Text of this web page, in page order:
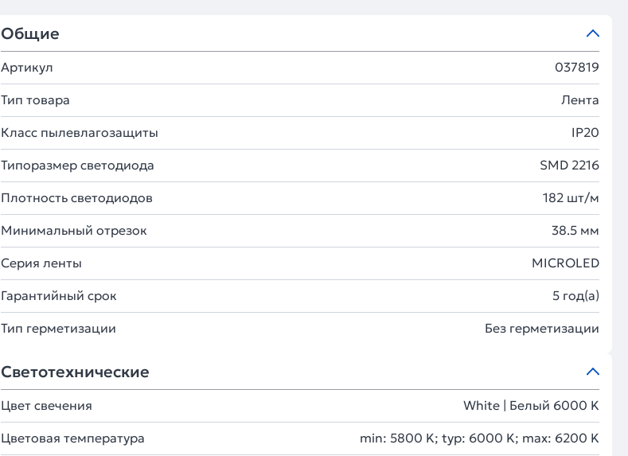
Общие
Артикул 037819
Тип товара Лента
Класс пылевлагозащиты IP20
Типоразмер светодиода SMD 2216
Плотность светодиодов 182 шт/м
Минимальный отрезок 38.5 мм
Серия ленты MICROLED
Гарантийный срок 5 год(а)
Тип герметизации Без герметизации
Светотехнические
Цвет свечения White | Белый 6000 K
Цветовая температура min: 5800 K; typ: 6000 K; max: 6200 K